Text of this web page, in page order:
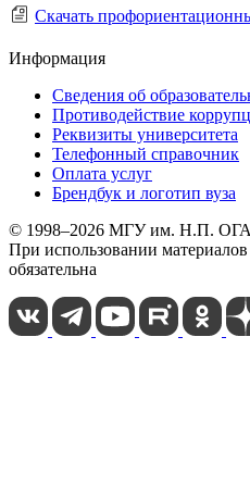
Скачать
Информация
Сведения об
Противодействие
Реквизиты университета
Телефонный справочник
Оплата услуг
Брендбук и логотип вуза
© 1998–2026 МГУ им. Н.П.
При использовании
обязательна